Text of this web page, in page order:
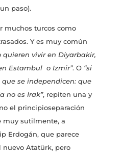
paso).
muchos turcos como
Y es muy común
quieren vivir en Diyarbakir,
Estambul o Izmir”. O “si
se independicen: que
no es Irak”, repiten una y
el principioseparación
muy sutilmente, a
Erdogán, que parece
nuevo Atatürk, pero